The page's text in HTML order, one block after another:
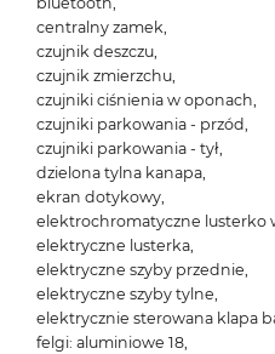
centralny zamek,
czujnik deszczu,
czujnik zmierzchu,
czujniki ciśnienia w oponach,
czujniki parkowania - przód,
czujniki parkowania - tył,
dzielona tylna kanapa,
ekran dotykowy,
elektrochromatyczne lusterko
elektryczne lusterka,
elektryczne szyby przednie,
elektryczne szyby tylne,
elektrycznie sterowana klapa
felgi: aluminiowe 18,